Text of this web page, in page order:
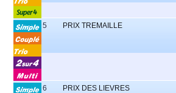
5 PRIX TREMAILLE
6 PRIX DES LIEVRES